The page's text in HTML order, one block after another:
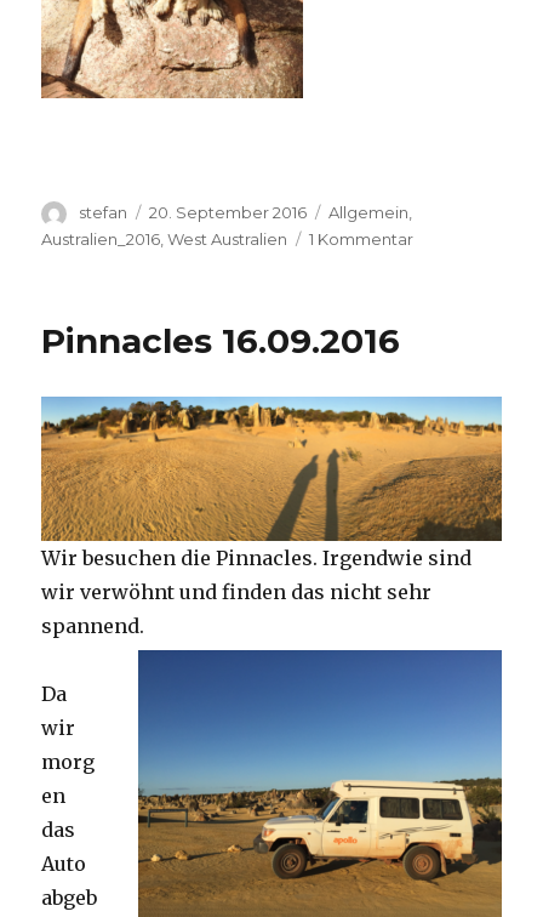
Autor
stefan
Veröffentlicht
am
20. September 2016 Kategorien
Allgemein,
Australien_2016 ,West Australien 1 Kommentarzu
Pinnacles 16.09.2016
Wir besuchen die Pinnacles. Irgendwie sind
wir verwöhnt und finden das nicht sehr
spannend.
Da
wir
morg
en
das
Auto
abgeb